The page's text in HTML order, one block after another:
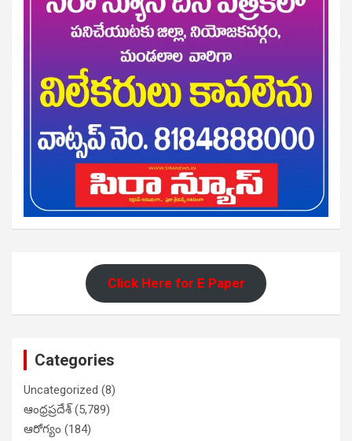
Click Here for E Paper
Categories
Uncategorized (8)
ఆంధ్రప్రదేశ్(5,789)
ఆరోగ్యం (184)